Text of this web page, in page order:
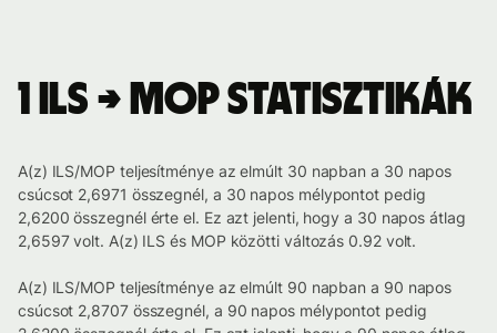
1 ILS → MOP statisztikák
A(z) ILS/MOP teljesítménye az elmúlt 30 napban a 30 napos
csúcsot 2,6971 összegnél, a 30 napos mélypontot pedig
2,6200 összegnél érte el. Ez azt jelenti, hogy a 30 napos átlag
2,6597 volt. A(z) ILS és MOP közötti változás 0.92 volt.
A(z) ILS/MOP teljesítménye az elmúlt 90 napban a 90 napos
csúcsot 2,8707 összegnél, a 90 napos mélypontot pedig